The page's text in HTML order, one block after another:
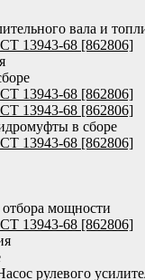
вала и
13943-68 [862806]
13943-68 [862806]
13943-68 [862806]
в сборе
13943-68 [862806]
мощности
13943-68 [862806]
рулевого